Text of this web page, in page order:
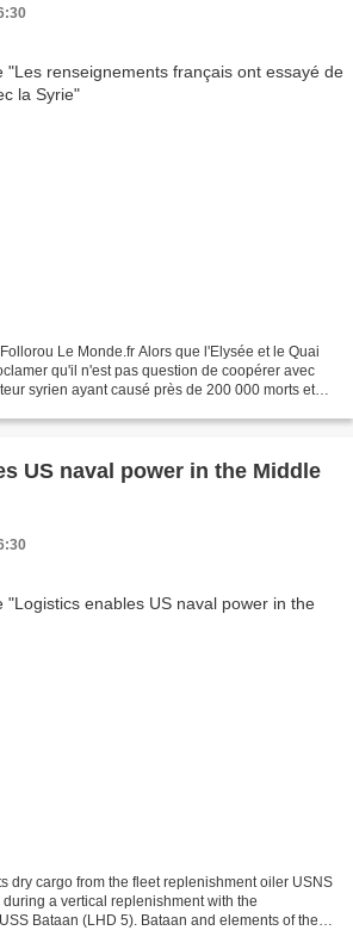
Le Monde.fr Alors que l'Elysée et le Quai
qu'il n'est pas question de coopérer avec
syrien ayant causé près de 200 000 morts et
US naval power in the Middle
dry cargo from the fleet replenishment oiler USNS
a vertical replenishment with the
Bataan (LHD 5). Bataan and elements of the